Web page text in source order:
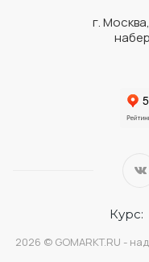
г.
Курс:
2026 © GOMARKT.RU -